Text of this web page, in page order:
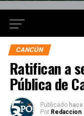
CANCÚN
Ratifican a
Pública de
Publicado
Por Redaccion